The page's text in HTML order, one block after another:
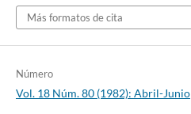
Más formatos de cita
Número
Vol. 18 Núm. 80 (1982): Abril-Junio